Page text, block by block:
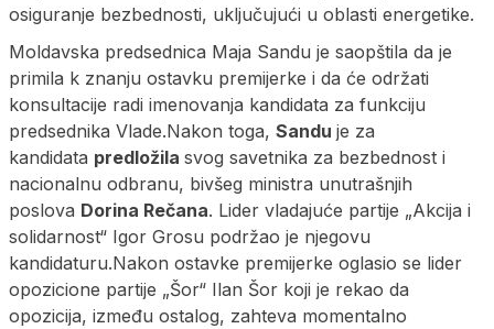
osiguranje bezbednosti, uključujući u oblasti energetike.
Moldavska predsednica Maja Sandu je saopštila da je
primila k znanju ostavku premijerke i da će održati
konsultacije radi imenovanja kandidata za funkciju
predsednika Vlade.Nakon toga, Sandu je za
kandidata predložila svog savetnika za bezbednost i
nacionalnu odbranu, bivšeg ministra unutrašnjih
poslova Dorina Rečana. Lider vladajuće partije „Akcija i
solidarnost“ Igor Grosu podržao je njegovu
kandidaturu.Nakon ostavke premijerke oglasio se lider
opozicione partije „Šor“ Ilan Šor koji je rekao da
opozicija, između ostalog, zahteva momentalno